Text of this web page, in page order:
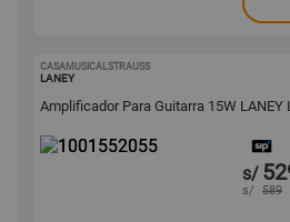
CASAMUSICALSTRAUSS
LANEY
Amplificador Para Guitarra 15W LANEY
s/
s/ 589